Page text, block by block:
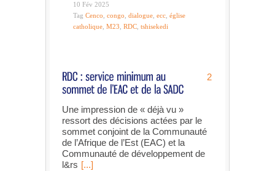
10 Fév 2025
Tag Cenco congo dialogue ecc église
catholique M23 RDC tshisekedi
2
Une impression de « déjà vu »
ressort des décisions actées par le
sommet conjoint de la Communauté
de l’Afrique de l’Est (EAC) et la
Communauté de développement de
l&rs [...]